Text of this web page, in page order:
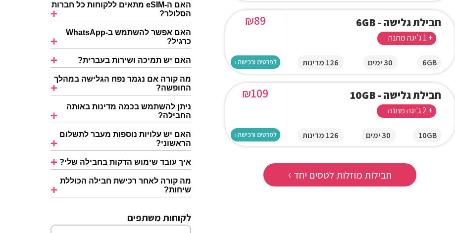
חבילת גלישה - 6GB
+ 1 ג'יגה מתנה
6GB 30 ימים 126 מדינות
₪89
לפרטים ורכישה ›
חבילת גלישה - 10GB
+ 2 ג'יגה מתנה
10GB 30 ימים 126 מדינות
₪109
לפרטים ורכישה ›
חבילות מוזלות לטסים יחד ›
האם ה-eSIM מתאים ללקוחות כל חברות
הסלולר?
האם אפשר להשתמש ב-WhatsApp
כרגיל?
האם יש תמיכה ושירות בעברית?
מה קורה אם נגמר נפח הגלישה במהלך
החופשה?
ניתן להשתמש בכמה מדינות באותה
החבילה?
האם יש עלויות נוספות מעבר לתשלום
הראשוני?
איך עובד שימוש הדקות בחבילה שלי?
מה קורה לאחר רכישת חבילה הכוללת
שיחות?
לקוחות משתפים